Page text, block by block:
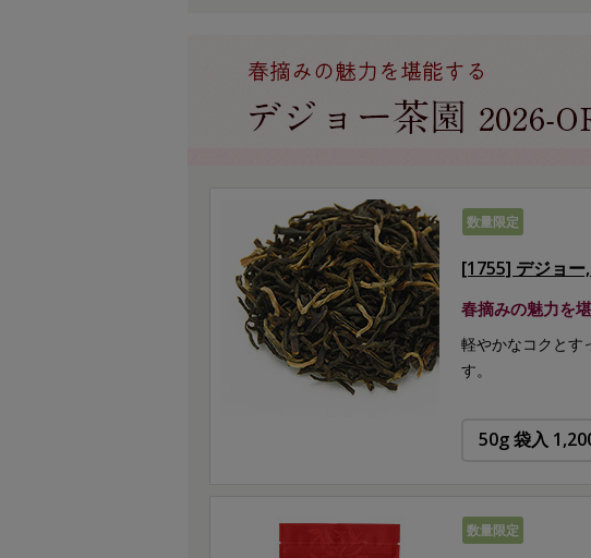
数量限定
[1755] デジョ
春摘みの魅力を
軽やかなコクとす
す。
数量限定